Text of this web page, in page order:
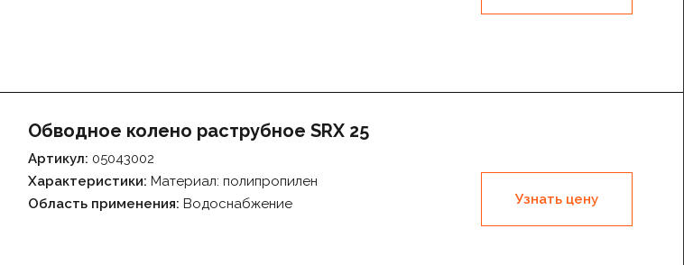
Обводное колено раструбное SRX 25
Артикул: 05043002
Характеристики: Материал: полипропилен
Область применения: Водоснабжение Узнать цену